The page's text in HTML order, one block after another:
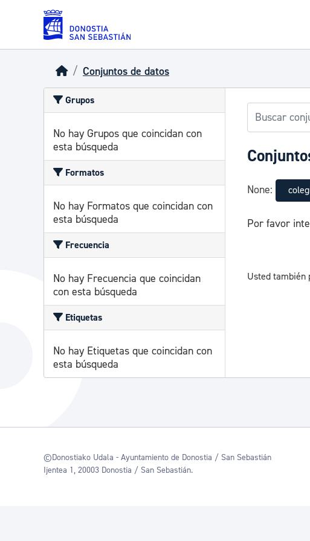
Skip to main content
Conjuntos de datos
Grupos
No hay Grupos que coincidan con
esta búsqueda
Formatos
No hay Formatos que coincidan con
esta búsqueda
Frecuencia
No hay Frecuencia que coincidan
con esta búsqueda
Etiquetas
No hay Etiquetas que coincidan con
esta búsqueda
None:
Por favor
Usted también
©Donostiako Udala - Ayuntamiento de Donostia / San Sebastián
Ijentea 1, 20003 Donostia / San Sebastián.